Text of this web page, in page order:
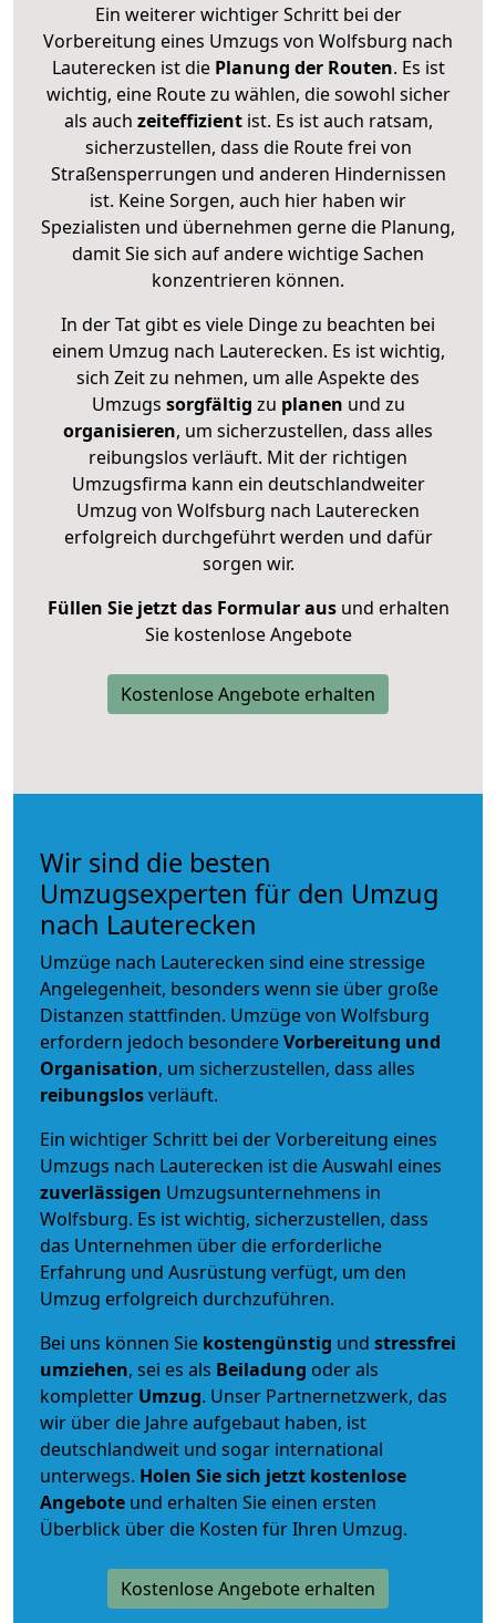
Ein weiterer wichtiger Schritt bei der
Vorbereitung eines Umzugs von Wolfsburg nach
Lauterecken ist diePlanung der Routen. Es ist
wichtig, eine Route zu wählen, die sowohl sicher
als auch zeiteffizientist. Es ist auch ratsam,
sicherzustellen, dass die Route frei von
Straßensperrungen und anderen Hindernissen
ist. Keine Sorgen, auch hier haben wir
Spezialisten und übernehmen gerne die Planung,
damit Sie sich auf andere wichtige Sachen
konzentrieren können.
In der Tat gibt es viele Dinge zu beachten bei
einem Umzug nach Lauterecken. Es ist wichtig,
sich Zeit zu nehmen, um alle Aspekte des
Umzugs sorgfältig zu planen und zu
organisieren, um sicherzustellen, dass alles
reibungslos verläuft. Mit der richtigen
Umzugsfirma kann ein deutschlandweiter
Umzug von Wolfsburg nach Lauterecken
erfolgreich durchgeführt werden und dafür
sorgen wir.
Füllen Sie jetzt das Formular ausund erhalten
Sie kostenlose Angebote
Kostenlose Angebote erhalten
Wir sind die besten
Umzugsexperten für den Umzug
nach Lauterecken
Umzüge nach Lauterecken sind eine stressige
Angelegenheit, besonders wenn sie über große
Distanzen stattfinden. Umzüge von Wolfsburg
erfordern jedoch besondereVorbereitung und
Organisation, um sicherzustellen, dass alles
reibungslosverläuft.
Ein wichtiger Schritt bei der Vorbereitung eines
Umzugs nach Lauterecken ist die Auswahl eines
zuverlässigen Umzugsunternehmens in
Wolfsburg. Es ist wichtig, sicherzustellen, dass
das Unternehmen über die erforderliche
Erfahrung und Ausrüstung verfügt, um den
Umzug erfolgreich durchzuführen.
Bei uns können Sie kostengünstig und stressfrei
umziehen, sei es als Beiladung oder als
kompletter Umzug. Unser Partnernetzwerk, das
wir über die Jahre aufgebaut haben, ist
deutschlandweit und sogar international
unterwegs. Holen Sie sich jetzt kostenlose
Angebote und erhalten Sie einen ersten
Überblick über die Kosten für Ihren Umzug.
Kostenlose Angebote erhalten